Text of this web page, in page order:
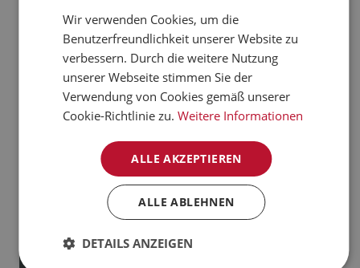
verarbeiten kann.
Jetzt mehr erfahren
Aktuelle News: FRENCH
DANISH
POLISH
Wir verwenden Cookies, um die
Benutzerfreundlichkeit unserer Website zu
verbessern. Durch die weitere Nutzung
unserer Webseite stimmen Sie der
Verwendung von Cookies gemäß unserer
Cookie-Richtlinie zu. Weitere Informationen
ALLE AKZEPTIEREN
ALLE ABLEHNEN
DETAILS ANZEIGEN